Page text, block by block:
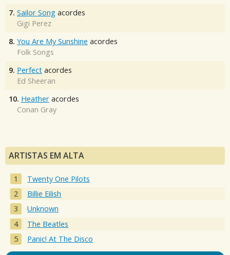
7. Sailor Song acordes
Gigi Perez
8. You Are My Sunshine acordes
Folk Songs
9. Perfect acordes
Ed Sheeran
10. Heather acordes
Conan Gray
ARTISTAS EM ALTA
Twenty One Pilots
Billie Eilish
Unknown
The Beatles
Panic! At The Disco